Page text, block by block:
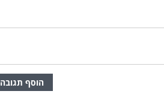
הוסף תגובה